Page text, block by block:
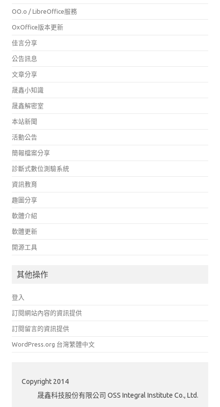
OO.o / LibreOffice服務
OxOffice版本更新
佳言分享
公告訊息
文章分享
晟鑫小知識
晟鑫解密室
本站新聞
活動公告
簡報檔案分享
診斷式數位測驗系統
資訊教育
趣圖分享
軟體介紹
軟體更新
開源工具
其他操作
登入
訂閱網站內容的資訊提供
訂閱留言的資訊提供
WordPress.org 台灣繁體中文
Copyright 2014
晟鑫科技股份有限公司 OSS Integral Institute Co., Ltd.